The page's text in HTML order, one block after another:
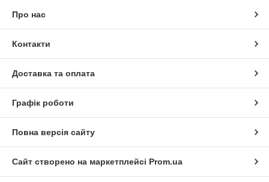
Про нас
Контакти
Доставка та оплата
Графік роботи
Повна версія сайту
Сайт створено на маркетплейсі Prom.ua